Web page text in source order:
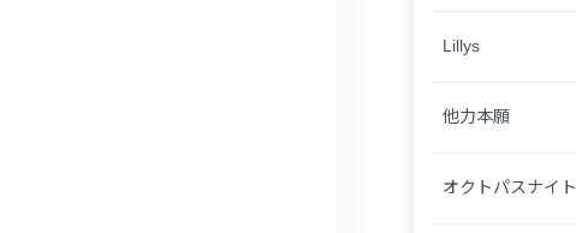
Lillys
他力本願
オクトパスナイト